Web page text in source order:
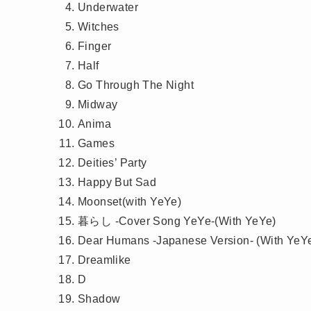
Underwater
Witches
Finger
Half
Go Through The Night
Midway
Anima
Games
Deities’ Party
Happy But Sad
Moonset(with YeYe)
暮らし -Cover Song YeYe-(With YeYe)
Dear Humans -Japanese Version- (With
Dreamlike
D
Shadow